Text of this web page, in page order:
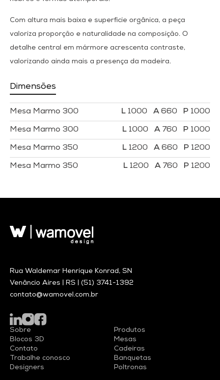
Com altura mais baixa e superfície orgânica, a peça
valoriza proporção e naturalidade na composição. O
detalhe central em mármore acrescenta contraste,
valorizando ainda mais a presença da madeira.
Dimensões
Mesa Marmo 300 1000 660 1000
Mesa Marmo 300 1000 760 1000
Mesa Marmo 350 1200 660 1200
Mesa Marmo 350 1200 760 1200
Rua Waldemar Henrique Konrad, SN
Venâncio Aires | RS | (51) 3741-1392
contato@wamovel.com.br
Sobre
Blocos 3D
Contato
Trabalhe conosco
Designers
Produtos
Mesas
Cadeiras
Banquetas
Poltronas